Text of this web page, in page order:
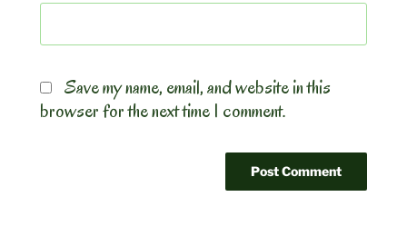
Save my name, email, and website in this
browser for the next time I comment.